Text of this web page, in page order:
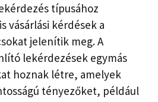
típusához
vásárlási kérdések a
jelenítik meg. A
lekérdezések egymás
hoznak létre, amelyek
tényezőket, például